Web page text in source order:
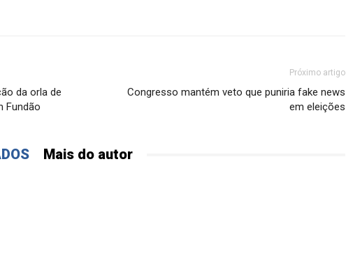
da orla de
Fundão
Próximo artigo
Congresso mantém veto que puniria fake news
em eleições
Mais do autor